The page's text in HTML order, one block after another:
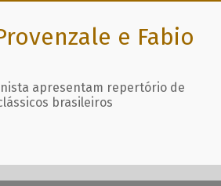
e Fabio
apresentam repertório de
brasileiros